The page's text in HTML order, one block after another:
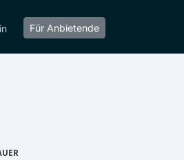
Für Anbietende